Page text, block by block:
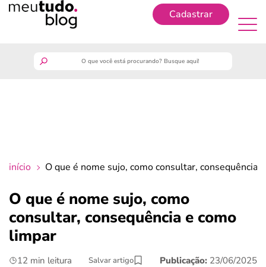
Cadastrar
crédito fácil
últimas notícias
início O que é nome sujo, como consultar, consequência
O que é nome sujo, como
consultar, consequência e como
limpar
12 min leitura Salvar artigo Publicação: 23/06/2025